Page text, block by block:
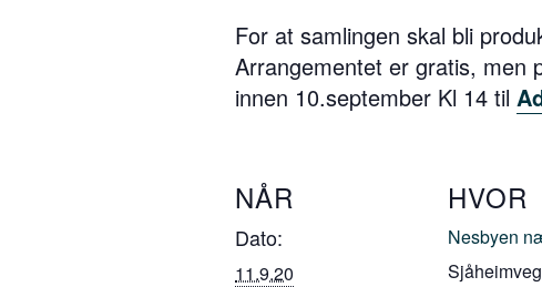
For at samlingen skal bli
Arrangementet er gratis, men
innen 10.september Kl 14 til
NÅR
Dato:
11.9.20
HVOR
Nesbyen